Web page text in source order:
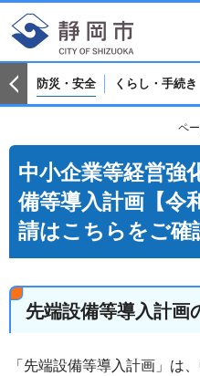
防災・安全 くらし・手続き
ペ
中小企業等経営強
備等導入計画【令
請はこちらをご確
先端設備等導入計画
「先端設備等導入計画」は